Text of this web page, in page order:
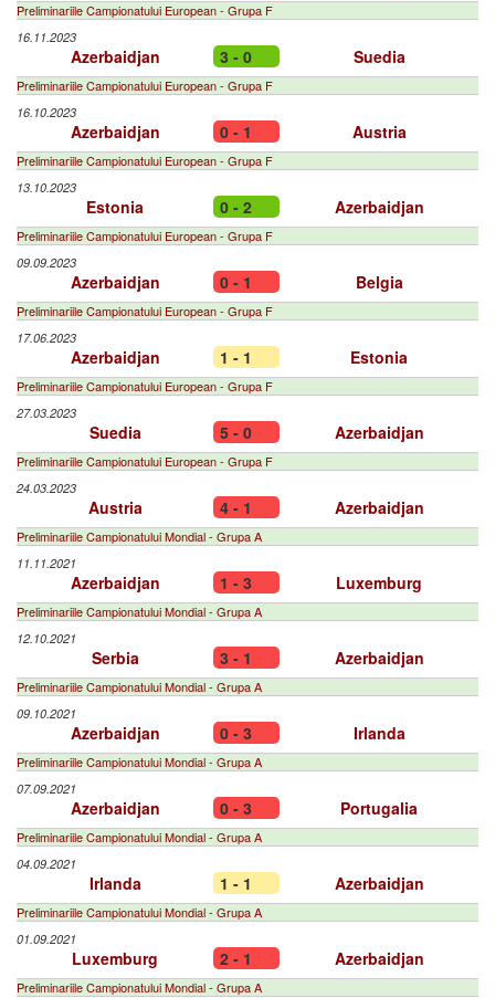
Preliminariile Campionatului European - Grupa F
16.11.2023
Azerbaidjan 3 - 0 Suedia
Preliminariile Campionatului European - Grupa F
16.10.2023
Azerbaidjan 0 - 1 Austria
Preliminariile Campionatului European - Grupa F
13.10.2023
Estonia 0 - 2 Azerbaidjan
Preliminariile Campionatului European - Grupa F
09.09.2023
Azerbaidjan 0 - 1 Belgia
Preliminariile Campionatului European - Grupa F
17.06.2023
Azerbaidjan 1 - 1 Estonia
Preliminariile Campionatului European - Grupa F
27.03.2023
Suedia 5 - 0 Azerbaidjan
Preliminariile Campionatului European - Grupa F
24.03.2023
Austria 4 - 1 Azerbaidjan
Preliminariile Campionatului Mondial - Grupa A
11.11.2021
Azerbaidjan 1 - 3 Luxemburg
Preliminariile Campionatului Mondial - Grupa A
12.10.2021
Serbia 3 - 1 Azerbaidjan
Preliminariile Campionatului Mondial - Grupa A
09.10.2021
Azerbaidjan 0 - 3 Irlanda
Preliminariile Campionatului Mondial - Grupa A
07.09.2021
Azerbaidjan 0 - 3 Portugalia
Preliminariile Campionatului Mondial - Grupa A
04.09.2021
Irlanda 1 - 1 Azerbaidjan
Preliminariile Campionatului Mondial - Grupa A
01.09.2021
Luxemburg 2 - 1 Azerbaidjan
Preliminariile Campionatului Mondial - Grupa A